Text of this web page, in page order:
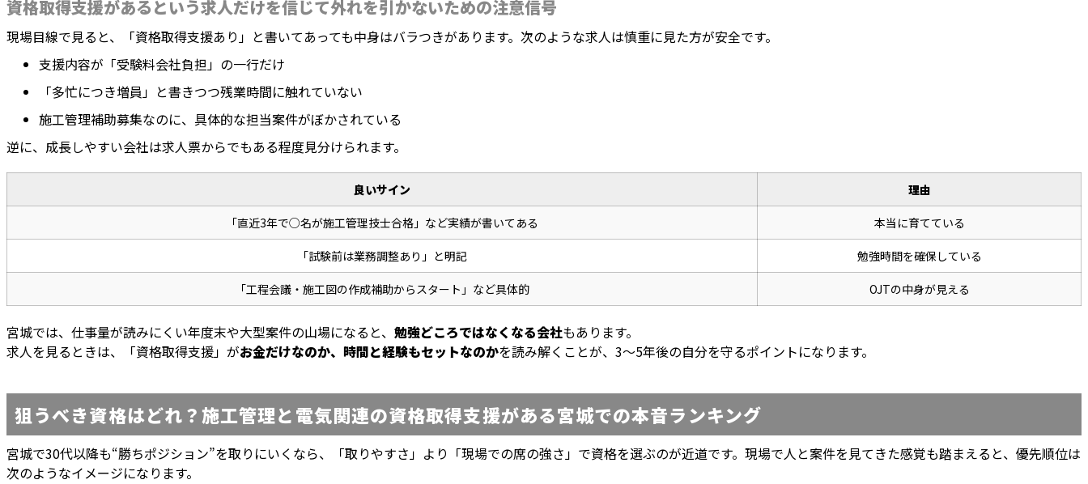
資格取得支援があるという求人だけを信じて外れを引かないための注意信号
現場目線で見ると、「資格取得支援あり」と書いてあっても中身はバラつきがあります。次のような求人は慎重に見た方が安全です。
支援内容が「受験料会社負担」の一行だけ
「多忙につき増員」と書きつつ残業時間に触れていない
施工管理補助募集なのに、具体的な担当案件がぼかされている
逆に、成長しやすい会社は求人票からでもある程度見分けられます。
良いサイン 理由
「直近3年で○名が施工管理技士合格」など実績が書いてある 本当に育てている
「試験前は業務調整あり」と明記 勉強時間を確保している
「工程会議・施工図の作成補助からスタート」など具体的 OJTの中身が見える
宮城では、仕事量が読みにくい年度末や大型案件の山場になると、 勉強どころではなくなる会社もあります。
求人を見るときは、「資格取得支援」がお金だけなのか、時間と経験もセットなのかを読み解くことが、3〜5年後の自分を守るポイントになります。
狙うべき資格はどれ？施工管理と電気関連の資格取得支援がある宮城での本音ランキング
宮城で30代以降も“勝ちポジション”を取りにいくなら、「取りやすさ」より「現場での席の強さ」で資格を選ぶのが近道です。現場で人と案件を見てきた感覚も踏まえると、優先順位は
次のようなイメージになります。